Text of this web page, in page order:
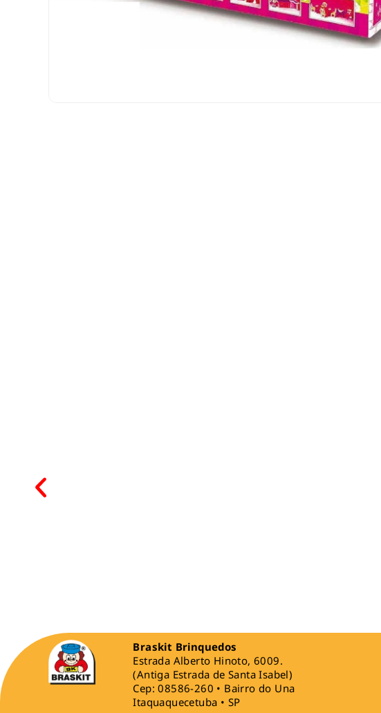
Braskit Brinquedos
Estrada Alberto Hinoto, 6009.
(Antiga Estrada de Santa Isabel)
Cep: 08586-260 • Bairro do Una
Itaquaquecetuba • SP